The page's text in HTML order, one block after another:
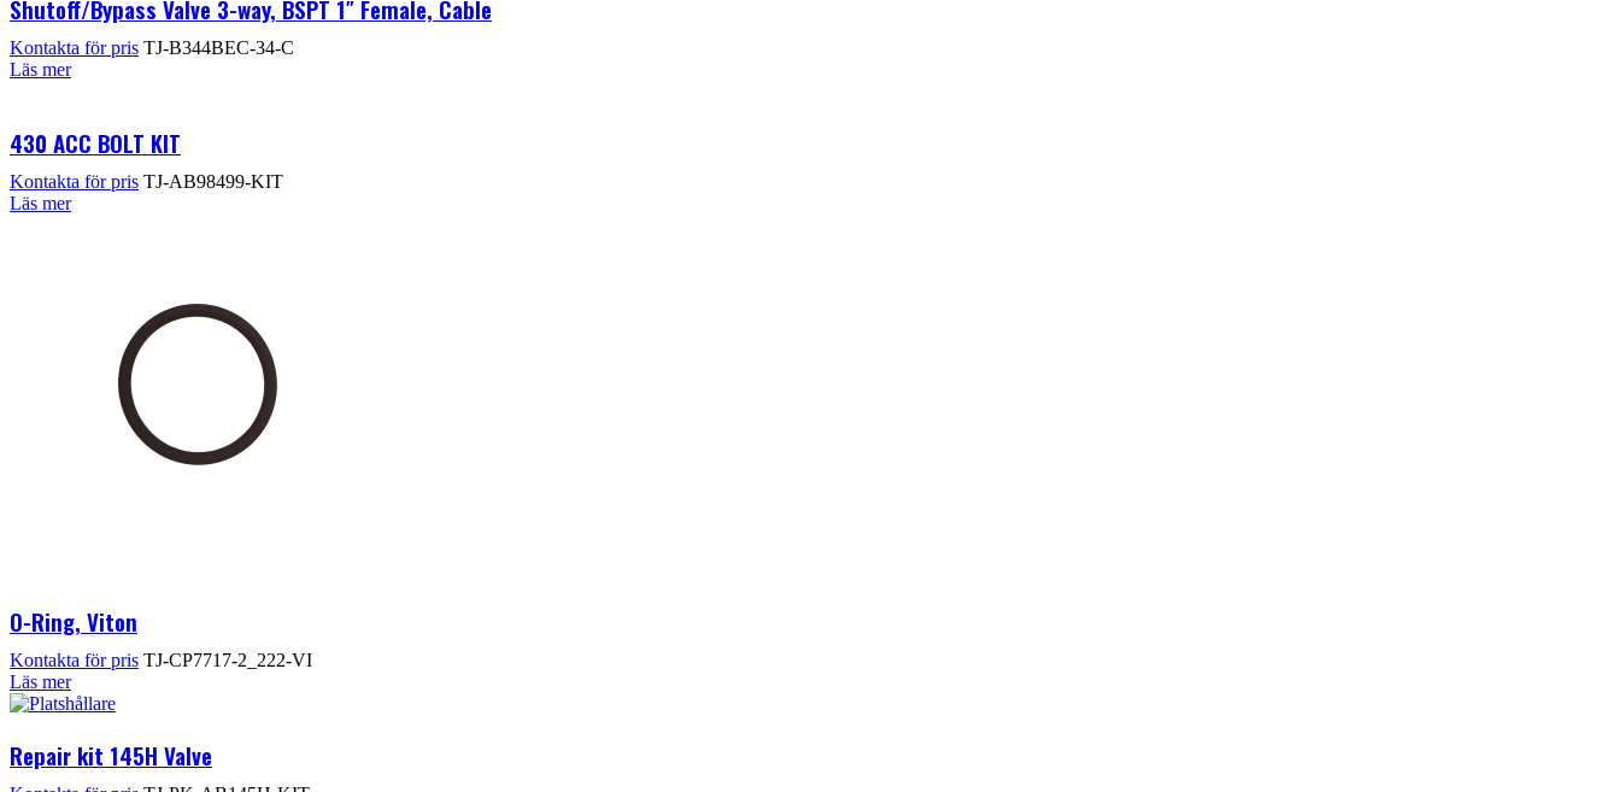
Shutoff/Bypass Valve 3-way, BSPT 1″ Female, Cable
Kontakta för pris TJ-B344BEC-34-C
Läs mer
430 ACC BOLT KIT
Kontakta för pris TJ-AB98499-KIT
Läs mer
O-Ring, Viton
Kontakta för pris TJ-CP7717-2_222-VI
Läs mer
Repair kit 145H Valve